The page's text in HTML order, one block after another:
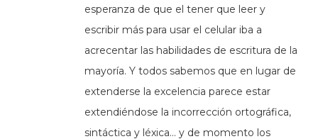
esperanza de que el tener que leer y
escribir más para usar el celular iba a
acrecentar las habilidades de escritura de la
mayoría. Y todos sabemos que en lugar de
extenderse la excelencia parece estar
extendiéndose la incorrección ortográfica,
sintáctica y léxica… y de momento los